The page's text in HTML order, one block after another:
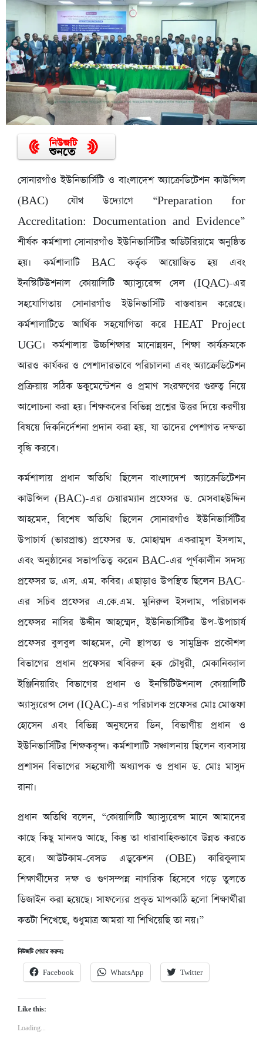
সোনারগাঁও ইউনিভার্সিটি ও বাংলাদেশ অ্যাক্রেডিটেশন কাউন্সিল
(BAC) যৌথ উদ্যোগে “Preparation for
Accreditation: Documentation and Evidence”
শীর্ষক কর্মশালা সোনারগাঁও ইউনিভার্সিটির অডিটরিয়ামে অনুষ্ঠিত
হয়। কর্মশালাটি BAC কর্তৃক আয়োজিত হয় এবং
ইনস্টিটিউশনাল কোয়ালিটি অ্যাস্যুরেন্স সেল (IQAC)-এর
সহযোগিতায় সোনারগাঁও ইউনিভার্সিটি বাস্তবায়ন করেছে।
কর্মশালাটিতে আর্থিক সহযোগিতা করে HEAT Project
UGC। কর্মশালায় উচ্চশিক্ষার মানোন্নয়ন, শিক্ষা কার্যক্রমকে
আরও কার্যকর ও পেশাদারভাবে পরিচালনা এবং অ্যাক্রেডিটেশন
প্রক্রিয়ায় সঠিক ডকুমেন্টেশন ও প্রমাণ সংরক্ষণের গুরুত্ব নিয়ে
আলোচনা করা হয়। শিক্ষকদের বিভিন্ন প্রশ্নের উত্তর দিয়ে করণীয়
বিষয়ে দিকনির্দেশনা প্রদান করা হয়, যা তাদের পেশাগত দক্ষতা
বৃদ্ধি করবে।
কর্মশালায় প্রধান অতিথি ছিলেন বাংলাদেশ অ্যাক্রেডিটেশন
কাউন্সিল (BAC)-এর চেয়ারম্যান প্রফেসর ড. মেসবাহউদ্দিন
আহমেদ, বিশেষ অতিথি ছিলেন সোনারগাঁও ইউনিভার্সিটির
উপাচার্য (ভারপ্রাপ্ত) প্রফেসর ড. মোহাম্মদ একরামুল ইসলাম,
এবং অনুষ্ঠানের সভাপতিত্ব করেন BAC-এর পূর্ণকালীন সদস্য
প্রফেসর ড. এস. এম. কবির। এছাড়াও উপস্থিত ছিলেন BAC-
এর সচিব প্রফেসর এ.কে.এম. মুনিরুল ইসলাম, পরিচালক
প্রফেসর নাসির উদ্দীন আহম্মেদ, ইউনিভার্সিটির উপ-উপাচার্য
প্রফেসর বুলবুল আহমেদ, নৌ স্থাপত্য ও সামুদ্রিক প্রকৌশল
বিভাগের প্রধান প্রফেসর খবিরুল হক চৌধুরী, মেকানিক্যাল
ইঞ্জিনিয়ারিং বিভাগের প্রধান ও ইনস্টিটিউশনাল কোয়ালিটি
অ্যাস্যুরেন্স সেল (IQAC)-এর পরিচালক প্রফেসর মোঃ মোস্তফা
হোসেন এবং বিভিন্ন অনুষদের ডিন, বিভাগীয় প্রধান ও
ইউনিভার্সিটির শিক্ষকবৃন্দ। কর্মশালাটি সঞ্চালনায় ছিলেন ব্যবসায়
প্রশাসন বিভাগের সহযোগী অধ্যাপক ও প্রধান ড. মোঃ মাসুদ
রানা।
প্রধান অতিথি বলেন, “কোয়ালিটি অ্যাস্যুরেন্স মানে আমাদের
কাছে কিছু মানদণ্ড আছে, কিন্তু তা ধারাবাহিকভাবে উন্নত করতে
হবে। আউটকাম-বেসড এডুকেশন (OBE) কারিকুলাম
শিক্ষার্থীদের দক্ষ ও গুণসম্পন্ন নাগরিক হিসেবে গড়ে তুলতে
ডিজাইন করা হয়েছে। সাফল্যের প্রকৃত মাপকাঠি হলো শিক্ষার্থীরা
কতটা শিখেছে, শুধুমাত্র আমরা যা শিখিয়েছি তা নয়।”
নিউজটি শেয়ার করুনঃ
Facebook WhatsApp Twitter
Like this:
Loading...